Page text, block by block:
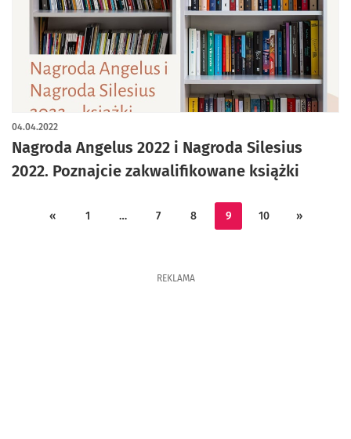
Nagroda Angelus 2022 i Nagroda Silesius
2022. Poznajcie zakwalifikowane książki
04.04.2022
« 1 … 7 8 9 10 »
REKLAMA